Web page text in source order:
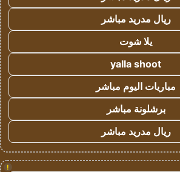
ريال مدريد مباشر
يلا شوت
yalla shoot
مباريات اليوم مباشر
برشلونة مباشر
ريال مدريد مباشر
!